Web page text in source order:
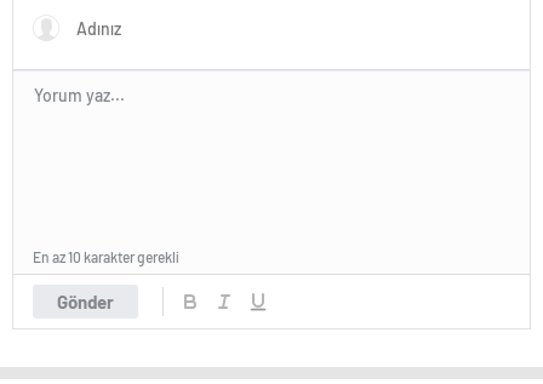
Gönder
En az 10 karakter gerekli